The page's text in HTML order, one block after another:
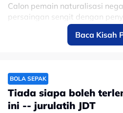
Calon pemain naturalisasi
persaingan sengit dengan
Shahab Zahedi, selepas
kalah, ia tentang perwatakan
wartawan Astro Arena,
"Saya rasa kami tidak pernah
Baca Kisah
BOLA SEPAK
Tiada siapa boleh
ini -- jurulatih JDT